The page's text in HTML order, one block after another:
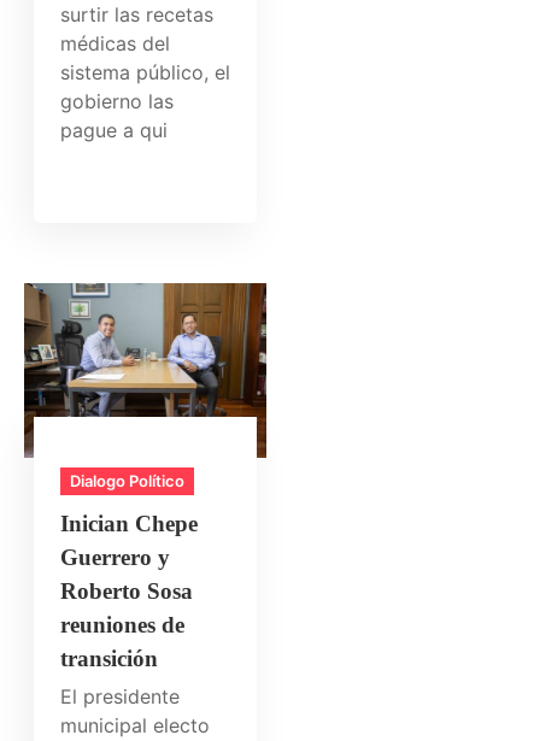
surtir las recetas
médicas del
sistema público, el
gobierno las
pague a qui
Dialogo Político
Inician Chepe
Guerrero y
Roberto Sosa
reuniones de
transición
El presidente
municipal electo